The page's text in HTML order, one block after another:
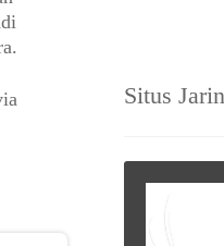
Situs